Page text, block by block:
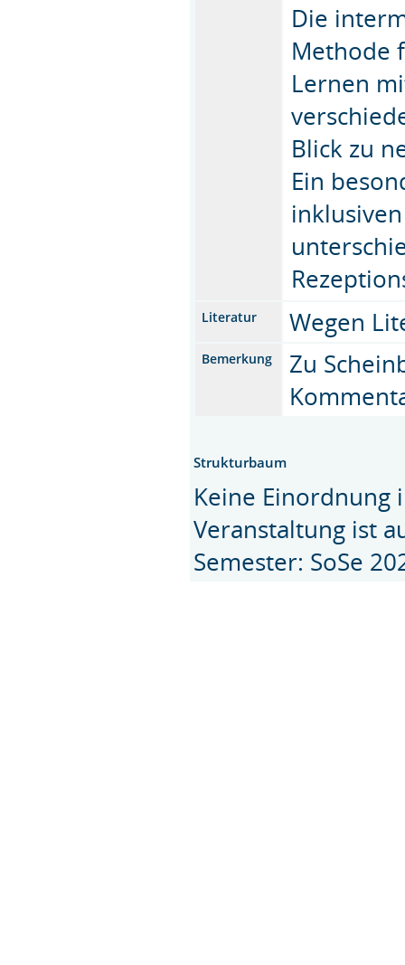
Die
Methode
Lernen
Blick zu
Ein
Literatur Wegen
Bemerkung
Zu
Strukturbaum
Keine Einordnung
Veranstaltung ist
Semester: SoSe